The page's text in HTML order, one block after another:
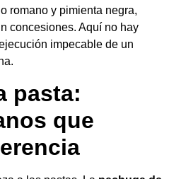
romano y pimienta negra,
concesiones. Aquí no hay
impecable de un
pasta:
que